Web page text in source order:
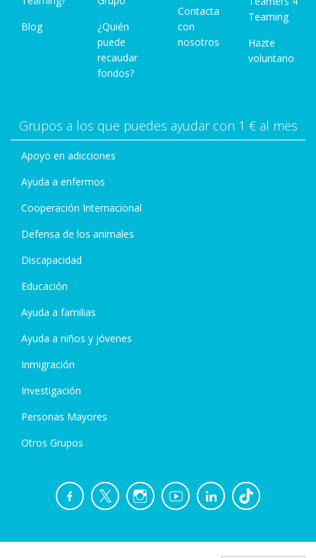
Blog
¿Quién
puede
recaudar
fondos?
Contacta
con
nosotros
Teaming
Hazte
voluntario
Grupos a los que puedes ayudar con 1 € al mes
Apoyo en adicciones
Ayuda a enfermos
Cooperación Internacional
Defensa de los animales
Discapacidad
Educación
Ayuda a familias
Ayuda a niños y jóvenes
Inmigración
Investigación
Personas Mayores
Otros Grupos